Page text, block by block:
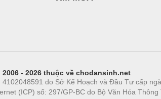
2006 - 2026 thuộc về chodansinh.net
do Sở Kế Hoạch và Đầu Tư cấp
(ICP) số: 297/GP-BC do Bộ Văn Hóa Thông